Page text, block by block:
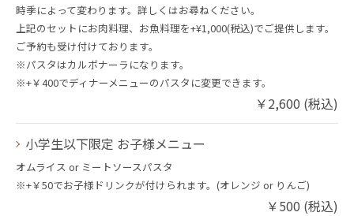
時季によって変わります。詳しくはお尋ねください。
上記のセットにお肉料理、お魚料理を+¥1,000(税込)でご提供します。
ご予約も受け付けております。
※パスタはカルボナーラになります。
※+￥400でディナーメニューのパスタに変更できます。
￥2,600 (税込)
小学生以下限定 お子様メニュー
オムライス or ミートソースパスタ
※+￥50でお子様ドリンクが付けられます。(オレンジ or りんご)
￥500 (税込)